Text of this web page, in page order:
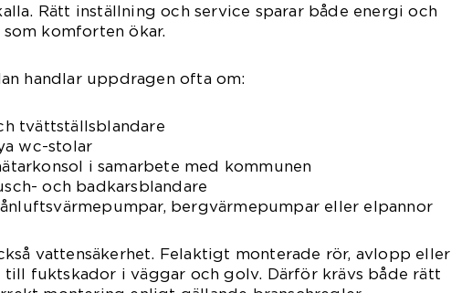
Rätt inställning och service sparar både energi och
komforten ökar.
handlar uppdragen ofta om:
tvättställsblandare
wc-stolar
i samarbete med kommunen
och badkarsblandare
bergvärmepumpar eller elpannor
vattensäkerhet. Felaktigt monterade rör, avlopp eller
till fuktskador i väggar och golv. Därför krävs både rätt